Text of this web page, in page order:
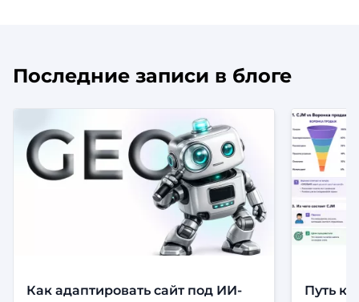
Последние записи в блоге
Как адаптировать сайт под ИИ-
Путь